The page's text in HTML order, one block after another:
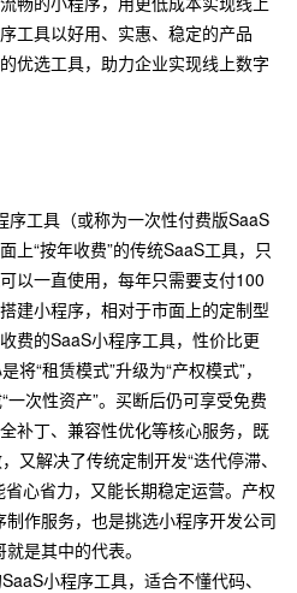
工具以好用、实惠、稳定的产品
优选工具，助力企业实现线上数字
序工具（或称为一次性付费版SaaS
上“按年收费”的传统SaaS工具，只
以一直使用，每年只需要支付100
建小程序，相对于市面上的定制型
费的SaaS小程序工具，性价比更
“租赁模式”升级为“产权模式”，
一次性资产”。买断后仍可享受免费
补丁、兼容性优化等核心服务，既
又解决了传统定制开发“迭代停滞、
心省力，又能长期稳定运营。产权
作服务，也是挑选小程序开发公司
是其中的代表。
小程序工具，适合不懂代码、